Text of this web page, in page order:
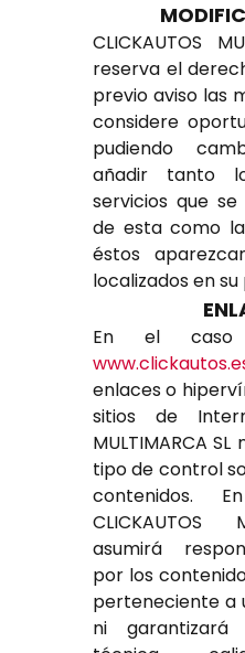
CLICKAUTOS
reserva el
previo aviso las
considere
pudiendo
añadir tanto
servicios que
de esta como
éstos
localizados en
En el
enlaces o
sitios de
MULTIMARCA
tipo de control
contenidos.
CLICKAUTOS
asumirá
por los
perteneciente a
ni garantizará